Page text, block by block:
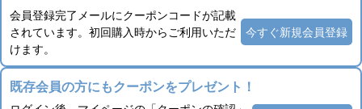
会員登録完了メールにクーポンコードが記載
されています。初回購入時からご利用いただ
けます。
今すぐ新規会員登録
既存会員の方にもクーポンをプレゼント！